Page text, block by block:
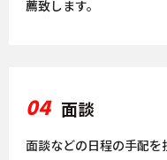
薦致します。
04 面談
面談などの日程の手配